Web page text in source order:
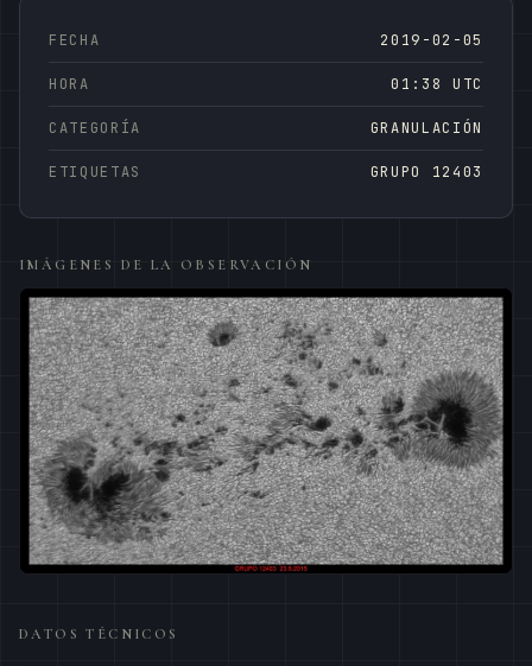
FECHA 2019-02-05
HORA 01:38 UTC
CATEGORÍA GRANULACIÓN
ETIQUETAS GRUPO 12403
IMÁGENES DE LA OBSERVACIÓN
DATOS TÉCNICOS